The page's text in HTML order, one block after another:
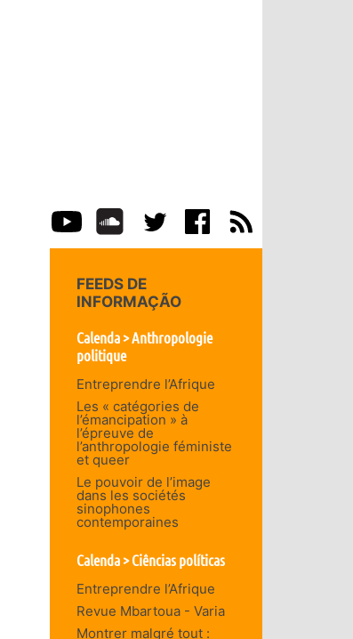
FEEDS DE
INFORMAÇÃO
Calenda > Anthropologie
politique
Entreprendre l’Afrique
Les « catégories de
l’émancipation » à
l’épreuve de
l’anthropologie féministe
et queer
Le pouvoir de l’image
dans les sociétés
sinophones
contemporaines
Calenda > Ciências políticas
Entreprendre l’Afrique
Revue Mbartoua - Varia
Montrer malgré tout :